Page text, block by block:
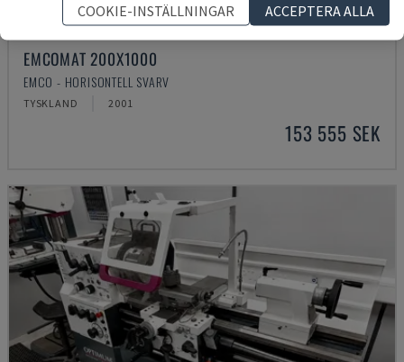
EMCOMAT 200X1000
EMCO - HORISONTELL SVARV
TYSKLAND 2001
153 555 SEK
COOKIE-INSTÄLLNINGAR
ACCEPTERA ALLA